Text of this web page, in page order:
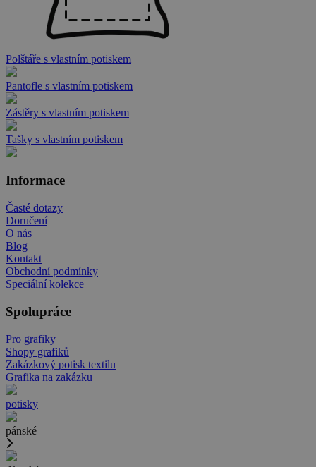
Polštáře s vlastním potiskem
Pantofle s vlastním potiskem
Zástěry s vlastním potiskem
Tašky s vlastním potiskem
Informace
Časté dotazy
Doručení
O nás
Blog
Kontakt
Obchodní podmínky
Speciální kolekce
Spolupráce
Pro grafiky
Shopy grafiků
Zakázkový potisk textilu
Grafika na zakázku
potisky
pánské